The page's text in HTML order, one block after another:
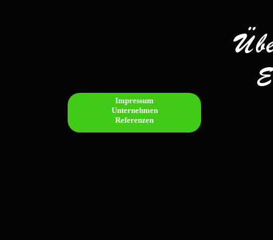
Impressum
Unternehmen
Referenzen